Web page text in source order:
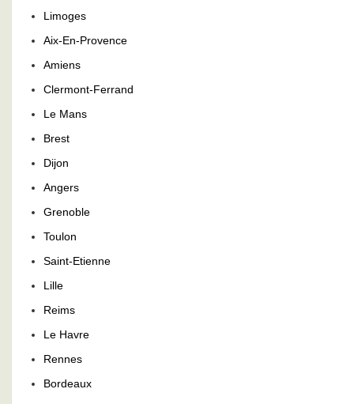
Limoges
Aix-En-Provence
Amiens
Clermont-Ferrand
Le Mans
Brest
Dijon
Angers
Grenoble
Toulon
Saint-Etienne
Lille
Reims
Le Havre
Rennes
Bordeaux